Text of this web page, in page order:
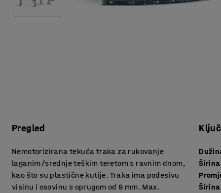
Pregled
Nemotorizirana tekuća traka za rukovanje
laganim/srednje teškim teretom s ravnim dnom,
kao što su plastične kutije. Traka ima podesivu
visinu i osovinu s oprugom od 8 mm. Max.
Širina